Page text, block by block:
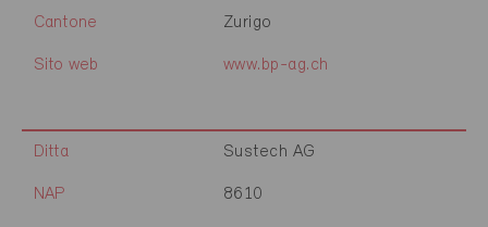
Cantone Zurigo
Sito web www.bp-ag.ch
Ditta Sustech AG
NAP 8610